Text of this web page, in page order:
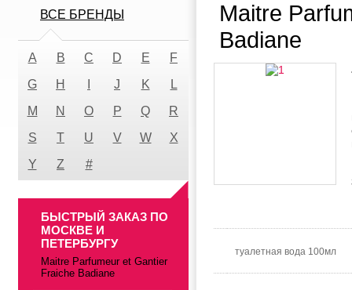
Maitre
Badiane
туалетная вода 100мл
ВСЕ БРЕНДЫ
A B C D E
F
G
H J K
L
M
N O P Q
R
S
T U V W
X
Y
Z #
БЫСТРЫЙ ЗАКАЗ ПО
МОСКВЕ И
ПЕТЕРБУРГУ
Maitre Parfumeur et Gantier
Fraiche Badiane